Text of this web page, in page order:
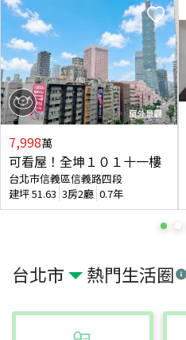
台北市 熱門生活圈
7,998萬
可看屋！全坤１０１十一樓
台北市信義區信義路四段
建坪51.63 3房2廳 0.7年